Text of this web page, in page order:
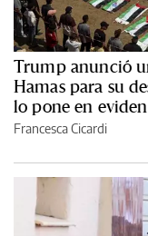
Trump anunció
Hamas para su
lo pone en
Francesca Cicardi